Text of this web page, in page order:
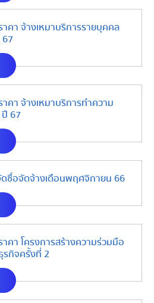
คา จ้างเหมาบริการรายบุคคล
คา จ้างเหมาบริการทำความ
67
ซื้อจัดจ้างเดือนพฤศจิกายน 66
คา โครงการสร้างความร่วมมือ
กิจครั้งที่ 2